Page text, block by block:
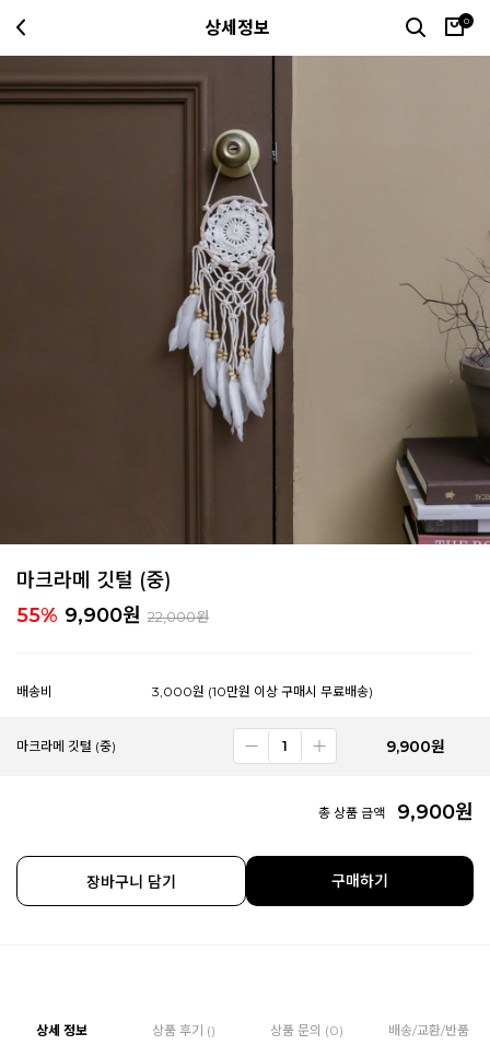
상세정보 0
마크라메 깃털 (중)
55% 9,900원 22,000원
배송비 3,000원 (10만원 이상 구매시 무료배송)
마크라메 깃털 (중) 9,900원
총 상품 금액 9,900원
장바구니 담기 구매하기
상세 정보 상품 후기 () 상품 문의 (0) 배송/교환/반품